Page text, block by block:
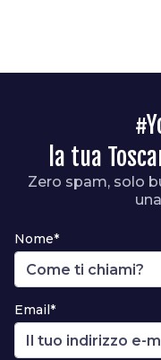
la tua
Zero spam, solo
Nome*
Email*